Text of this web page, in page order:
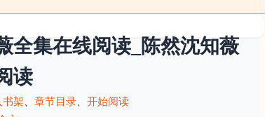
全集在线阅读_陈然沈知薇
读
书架 章节目录
开始阅读